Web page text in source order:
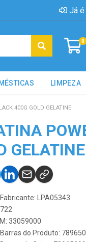
Já é
0
LIMPEZA
400G GOLD GELATINE
GELATINE
LPA05343
33059000
do Produto: